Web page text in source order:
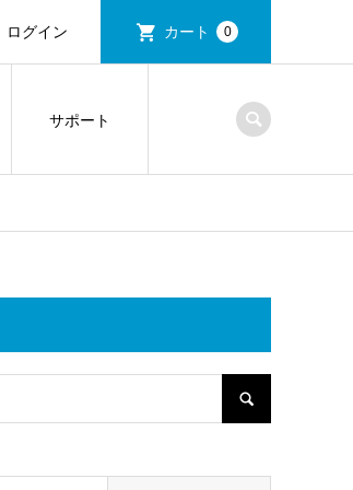
ログイン カート 0
サポート